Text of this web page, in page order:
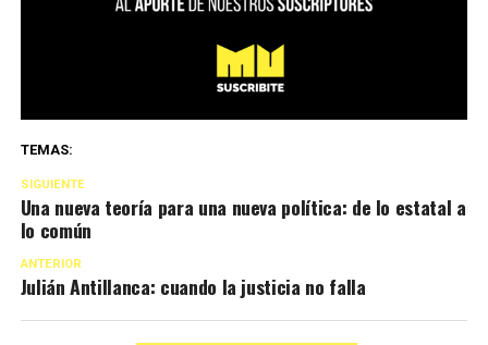
TEMAS:
SIGUIENTE
Una nueva teoría para una nueva política: de lo estatal a
lo común
ANTERIOR
Julián Antillanca: cuando la justicia no falla